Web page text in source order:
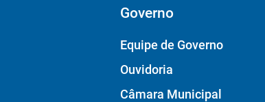
Governo
Equipe de Governo
Ouvidoria
Câmara Municipal